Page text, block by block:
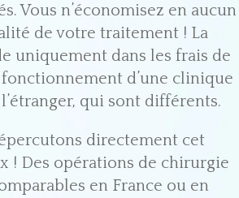
Vous n’économisez en aucun
de votre traitement ! La
uniquement dans les frais de
d’une clinique
qui sont différents.
directement cet
! Des opérations de chirurgie
en France ou en